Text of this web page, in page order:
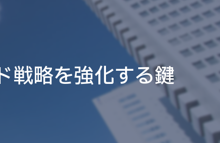
登録 戦略を強化する鍵